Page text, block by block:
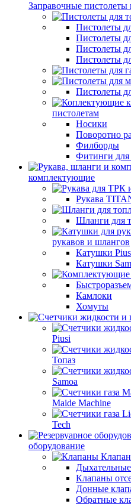
Заправочные
Пистолеты
Пистолеты
Пистолеты
Пистолеты
Пистолеты
пистолетам
Носики
Поворотно
Филборды
Фитинги для
комплектующие
Рукава
Шланги для
рукавов и шлангов
Катушки
Катушки
Камлоки
Хомуты
Piusi
Топаз
Samoa
Maide Machine
Tech
оборудование
Клапаны
Донные
Обратные